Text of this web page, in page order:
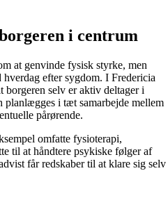
i centrum
at genvinde fysisk styrke, men
efter sygdom. I Fredericia
selv er aktiv deltager i
planlægges i tæt samarbejde mellem
pårørende.
omfatte fysioterapi,
til at håndtere psykiske følger af
får redskaber til at klare sig selv